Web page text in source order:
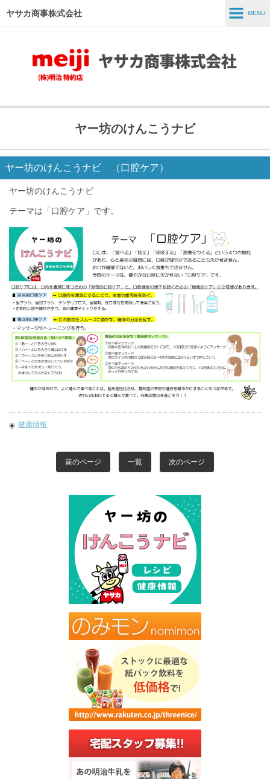
ヤサカ商事株式会社 MENU
商品紹介
スタッフインタビュー
採用情報
会社情報
ヤー坊のけんこうナビ
ヤー坊のけんこうナビ （口腔ケア）
ヤー坊のけんこうナビ
テーマは「口腔ケア」です。
健康情報
前のページ 一覧 次のページ